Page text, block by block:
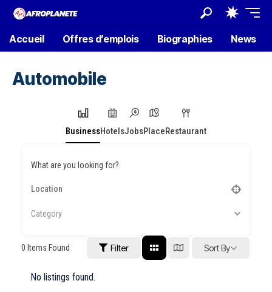
Accueil Offres d’emplois Biographies News
Automobile
BusinessHotelsJobsPlaceRestaurant
What are you looking for?
Category
0 Items Found Filter Sort By
No listings found.